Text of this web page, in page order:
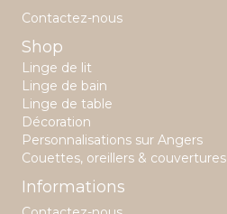
Contactez-nous
Shop
Linge de lit
Linge de bain
Linge de table
Décoration
Personnalisations sur Angers
Couettes, oreillers & couvertures
Informations